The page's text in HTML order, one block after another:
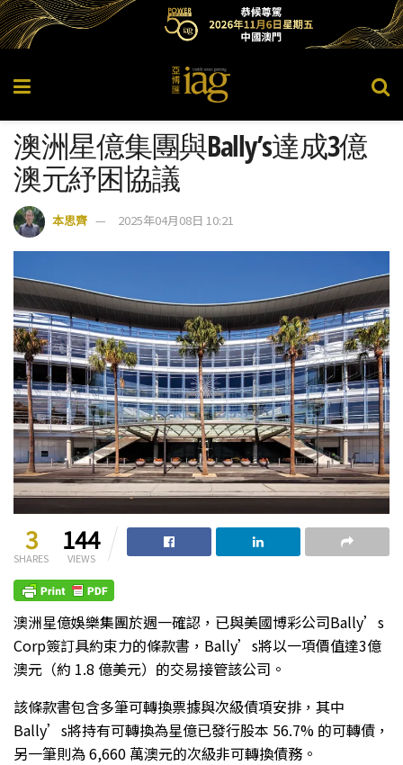
澳洲星億集團與Bally’s達成3億
澳元紓困協議
本思齊 2025年04月08日 10:21
3
SHARES
144
VIEWS
澳洲星億娛樂集團於週一確認，已與美國博彩公司Bally’s
Corp簽訂具約束力的條款書，Bally’s將以一項價值達3億
澳元（約 1.8 億美元）的交易接管該公司。
該條款書包含多筆可轉換票據與次級債項安排，其中
Bally’s將持有可轉換為星億已發行股本 56.7% 的可轉債，
另一筆則為 6,660 萬澳元的次級非可轉換債務。